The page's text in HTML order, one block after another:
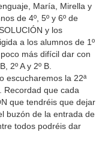
María, Mirella y
de 4º, 5º y 6º de
y los
a los alumnos de 1º
más difícil dar con
2º A y 2º B.
escucharemos la 22ª
Recordad que cada
que tendréis que dejar
buzón de la entrada de
todos podréis dar